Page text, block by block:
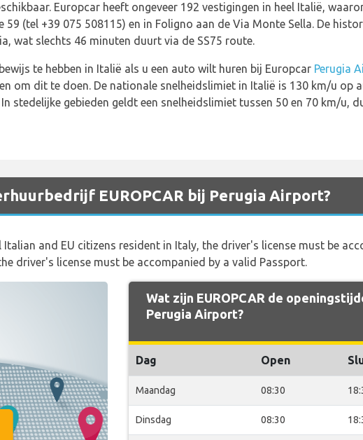
Europcar heeft ongeveer 192 vestigingen in heel Italië,
59 (tel +39 075 508115) en in Foligno aan de Via Monte Sella. De
wat slechts 46 minuten duurt via de SS75 route.
te hebben in Italië als u een auto wilt huren bij Europcar Perugia
om dit te doen. De nationale snelheidslimiet in Italië is 130 km/u op
stedelijke gebieden geldt een snelheidslimiet tussen 50 en 70 km/u,
EUROPCAR bij Perugia Airport?
and EU citizens resident in Italy, the driver's license must be
driver's license must be accompanied by a valid Passport.
Wat zijn EUROPCAR de
Perugia Airport?
Dag Open
Maandag 08:30
Dinsdag 08:30